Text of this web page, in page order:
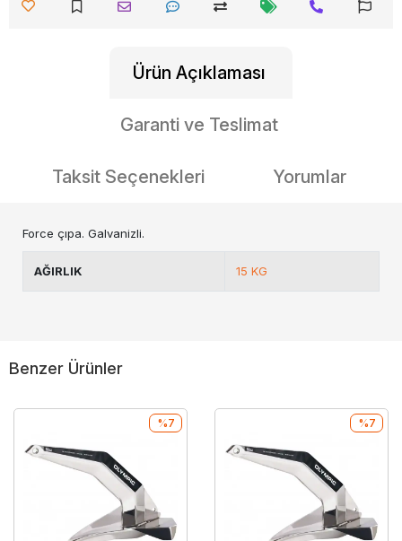
Ürün Açıklaması
Garanti ve Teslimat
Taksit Seçenekleri Yorumlar
Force çıpa. Galvanizli.
AĞIRLIK 15 KG
Benzer Ürünler
%7 %7